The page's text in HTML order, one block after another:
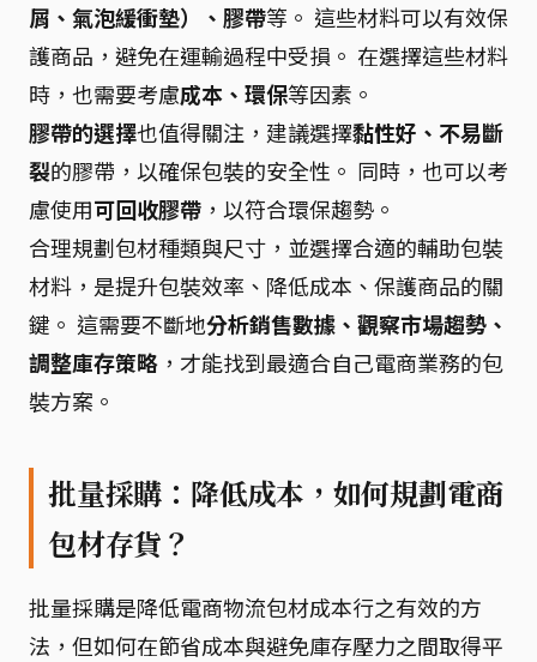
屑、氣泡緩衝墊）、膠帶等。 這些材料可以有效保
護商品，避免在運輸過程中受損。 在選擇這些材料
時，也需要考慮成本、環保等因素。
膠帶的選擇也值得關注，建議選擇黏性好、不易斷
裂的膠帶，以確保包裝的安全性。 同時，也可以考
慮使用可回收膠帶 ，以符合環保趨勢。
合理規劃包材種類與尺寸，並選擇合適的輔助包裝
材料，是提升包裝效率、降低成本、保護商品的關
鍵。 這需要不斷地分析銷售數據、觀察市場趨勢、
調整庫存策略 ，才能找到最適合自己電商業務的包
裝方案。
批量採購：降低成本，如何規劃電商
包材存貨？
批量採購是降低電商物流包材成本行之有效的方
法，但如何在節省成本與避免庫存壓力之間取得平